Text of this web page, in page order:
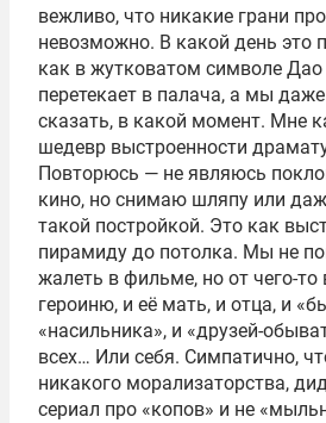
вежливо, что никакие грани
невозможно. В какой день это
как в жутковатом символе
перетекает в палача, а мы
сказать, в какой момент. Мне
шедевр выстроенности
Повторюсь — не являюсь
кино, но снимаю шляпу или
такой постройкой. Это как
пирамиду до потолка. Мы не
жалеть в фильме, но от чего-то
героиню, и её мать, и отца, и
«насильника», и «друзей-
всех… Или себя. Симпатично,
никакого морализаторства,
сериал про «копов» и не